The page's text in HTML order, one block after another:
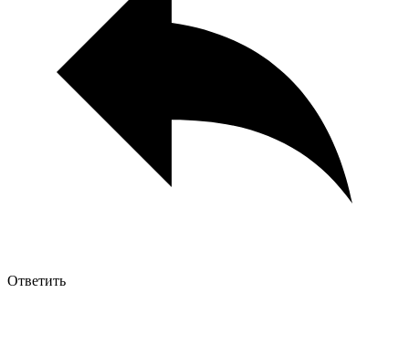
Ответить